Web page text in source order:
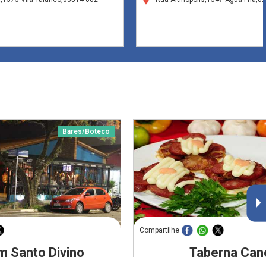
Bares/Boteco
Santo Divino
Compartilhe
Taberna